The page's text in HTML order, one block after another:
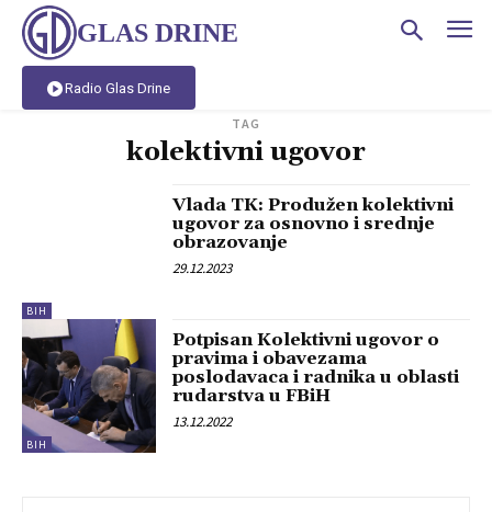
GLAS DRINE
Radio Glas Drine
TAG
kolektivni ugovor
BIH
Vlada TK: Produžen kolektivni
ugovor za osnovno i srednje
obrazovanje
29.12.2023
BIH
Potpisan Kolektivni ugovor o
pravima i obavezama
poslodavaca i radnika u oblasti
rudarstva u FBiH
13.12.2022